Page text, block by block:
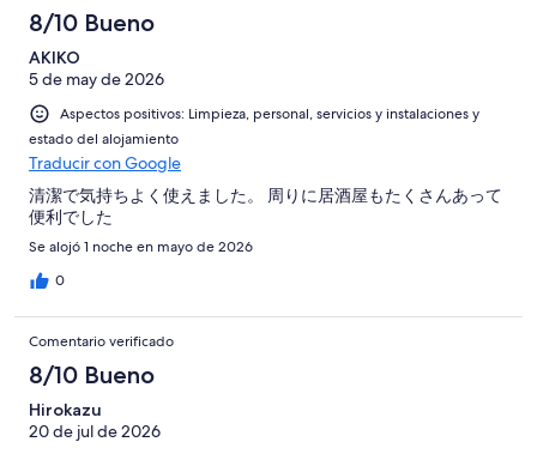
8/10 Bueno
AKIKO
5 de may de 2026
Aspectos positivos: Limpieza, personal, servicios y instalaciones y
estado del alojamiento
Traducir con Google
清潔で気持ちよく使えました。 周りに居酒屋もたくさんあって
便利でした
Se alojó 1 noche en mayo de 2026
0
Comentario verificado
8/10 Bueno
Hirokazu
20 de jul de 2026